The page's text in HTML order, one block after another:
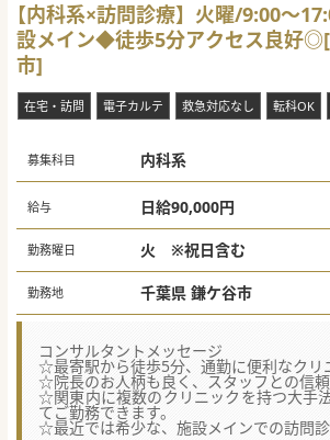
【内科系×訪問診療】火曜/9:00～
設メイン◆徒歩5分アクセス良好
市]
在宅・訪問 電子カルテ 救急対応なし 転科OK
募集科目 内科系
給与 日給90,000円
勤務曜日 火 ※祝日含む
勤務地 千葉県 鎌ケ谷市
コンサルタントメッセージ
☆最寄駅から徒歩5分、通勤に便利なクリ
☆院長のお人柄も良く、スタッフとの信頼
☆関東内に複数のクリニックを持つ大手
てご勤務できます。
☆最近では希少な、施設メインでの訪問診